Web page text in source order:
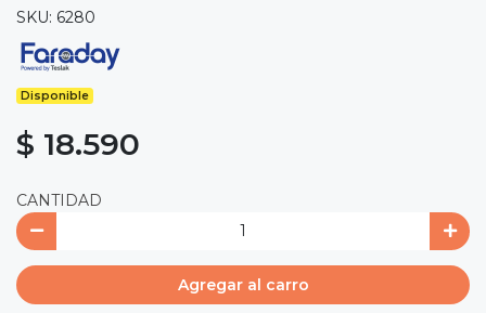
SKU: 6280
Disponible
$ 18.590
CANTIDAD
Agregar al carro